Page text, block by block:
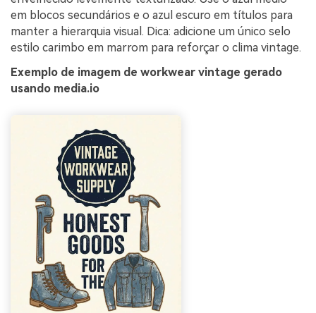
em blocos secundários e o azul escuro em títulos para
manter a hierarquia visual. Dica: adicione um único selo
estilo carimbo em marrom para reforçar o clima vintage.
Exemplo de imagem de workwear vintage gerado
usando media.io